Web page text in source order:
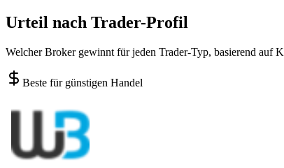
Urteil nach Trader-Profil
Welcher Broker gewinnt für jeden Trader-Typ, basierend auf
Beste für günstigen Handel